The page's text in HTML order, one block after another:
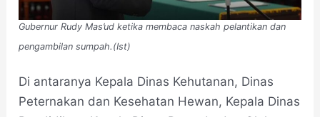
Gubernur Rudy Mas’ud ketika membaca naskah pelantikan dan
pengambilan sumpah.(Ist)
Di antaranya Kepala Dinas Kehutanan, Dinas
Peternakan dan Kesehatan Hewan, Kepala Dinas